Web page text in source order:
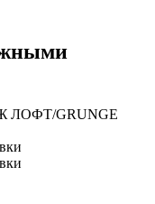
ЛОФТ/GRUNGE